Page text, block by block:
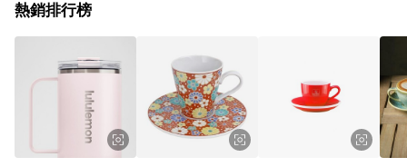
熱銷排行榜